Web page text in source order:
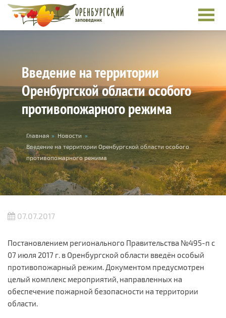
Перейти к основному содержанию
Введение на территории
Оренбургской области особого
противопожарного режима
Вы здесь
Главная » Новости »
Введение на территории Оренбургской области особого
противопожарного режима
07.07.2017
Постановлением регионального Правительства №495-п с
07 июля 2017 г. в Оренбургской области введён особый
противопожарный режим. Документом предусмотрен
целый комплекс мероприятий, направленных на
обеспечение пожарной безопасности на территории
области.